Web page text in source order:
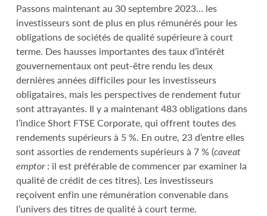
Passons maintenant au 30 septembre 2023… les
investisseurs sont de plus en plus rémunérés pour les
obligations de sociétés de qualité supérieure à court
terme. Des hausses importantes des taux d’intérêt
gouvernementaux ont peut-être rendu les deux
dernières années difficiles pour les investisseurs
obligataires, mais les perspectives de rendement futur
sont attrayantes. Il y a maintenant 483 obligations dans
l’indice Short FTSE Corporate, qui offrent toutes des
rendements supérieurs à 5 %. En outre, 23 d’entre elles
sont assorties de rendements supérieurs à 7 % (caveat
emptor: il est préférable de commencer par examiner la
qualité de crédit de ces titres). Les investisseurs
reçoivent enfin une rémunération convenable dans
l’univers des titres de qualité à court terme.